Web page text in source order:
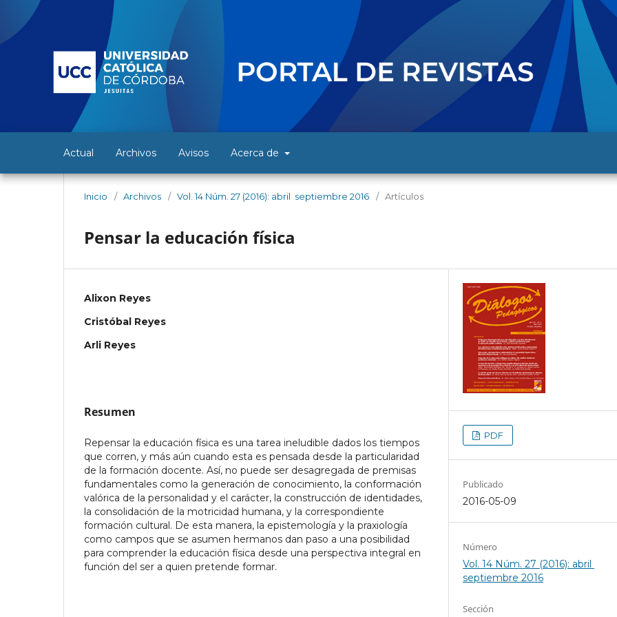
Actual Archivos Avisos Acerca de
Inicio / Archivos / Vol. 14 Núm. 27 (2016): abril  septiembre 2016 / Artículos
Pensar la educación física
Alixon Reyes
Cristóbal Reyes
Arli Reyes
Resumen
Repensar la educación física es una tarea ineludible dados los tiempos
que corren, y más aún cuando esta es pensada desde la particularidad
de la formación docente. Así, no puede ser desagregada de premisas
fundamentales como la generación de conocimiento, la conformación
valórica de la personalidad y el carácter, la construcción de identidades,
la consolidación de la motricidad humana, y la correspondiente
formación cultural. De esta manera, la epistemología y la praxiología
como campos que se asumen hermanos dan paso a una posibilidad
para comprender la educación física desde una perspectiva integral en
función del ser a quien pretende formar.
PDF
Publicado
2016-05-09
Número
Vol. 14 Núm. 27 (2016): abril 
septiembre 2016
Sección